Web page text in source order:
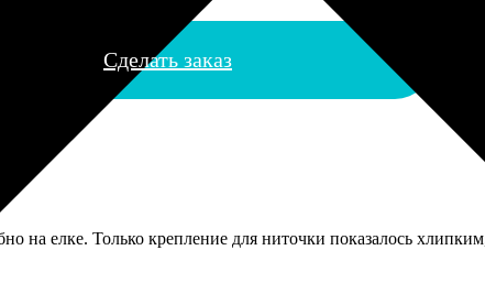
Сделать заказ
на елке. Только крепление для ниточки показалось